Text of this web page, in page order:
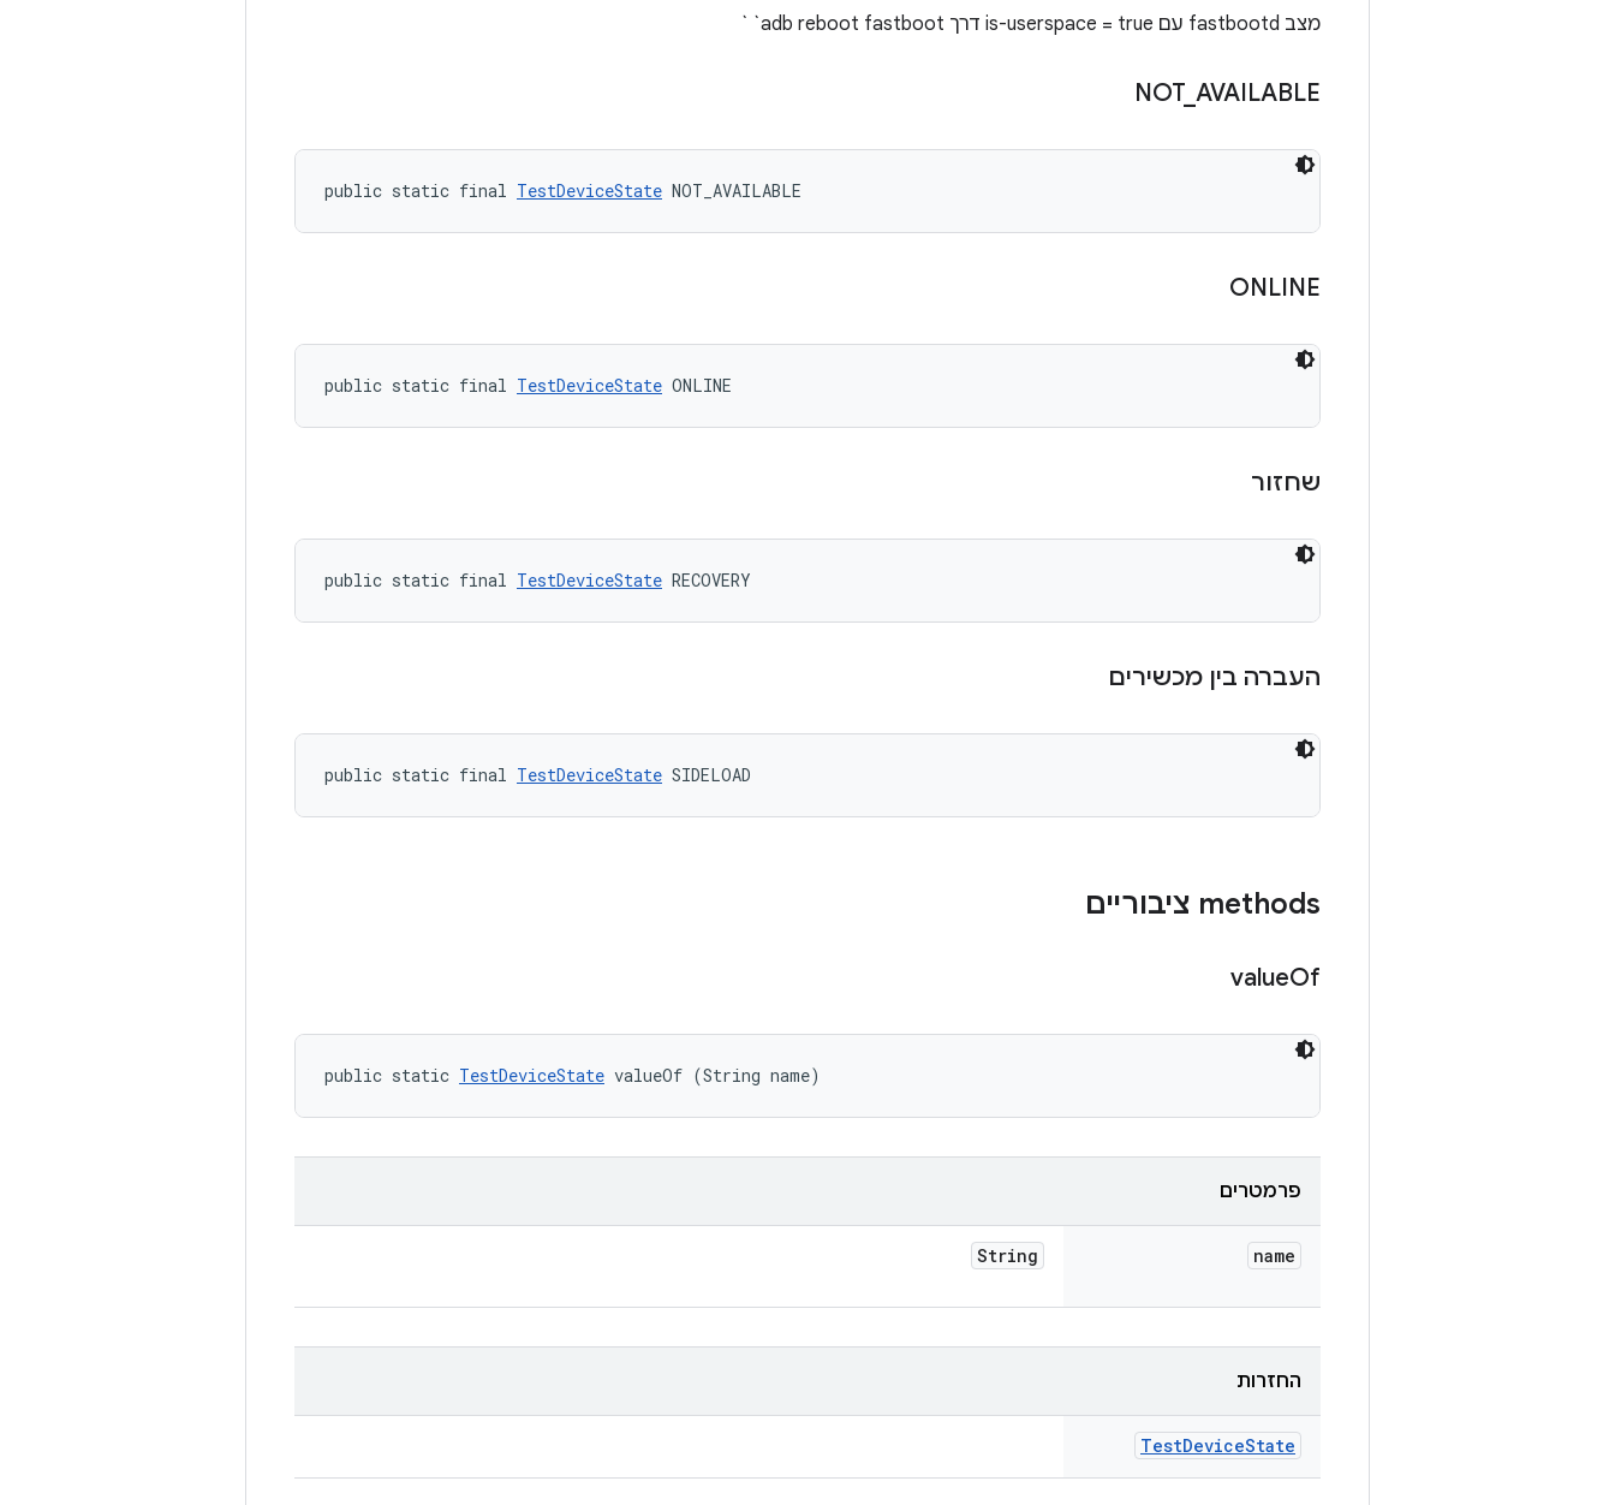
מצב fastbootd עם is-userspace = true דרך ‎ `adb reboot fastboot`
NOT_ AVAILABLE
public static final TestDeviceState NOT_AVAILABLE
ONLINE
public static final TestDeviceState ONLINE
שחזור
public static final TestDeviceState RECOVERY
העברה בין מכשירים
public static final TestDeviceState SIDELOAD
‫methods ציבוריים
valueOf
public static TestDeviceState valueOf (String name)
פרמטרים
name
String
החזרות
TestDeviceState